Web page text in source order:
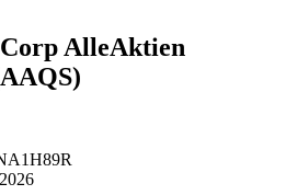
AlleAktien
A1H89R